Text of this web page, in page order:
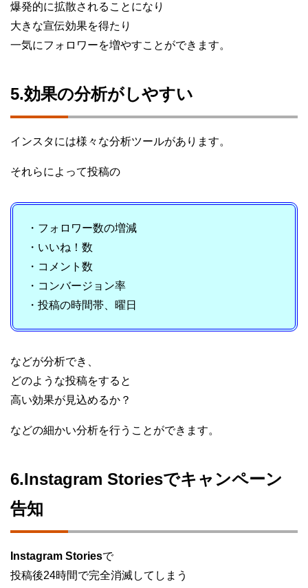
爆発的に拡散されることになり
大きな宣伝効果を得たり
一気にフォロワーを増やすことができます。
5.効果の分析がしやすい
インスタには様々な分析ツールがあります。
それらによって投稿の
・フォロワー数の増減
・いいね！数
・コメント数
・コンバージョン率
・投稿の時間帯、曜日
などが分析でき、
どのような投稿をすると
高い効果が見込めるか？
などの細かい分析を行うことができます。
6.Instagram Storiesでキャンペーン
告知
Instagram Storiesで
投稿後24時間で完全消滅してしまう